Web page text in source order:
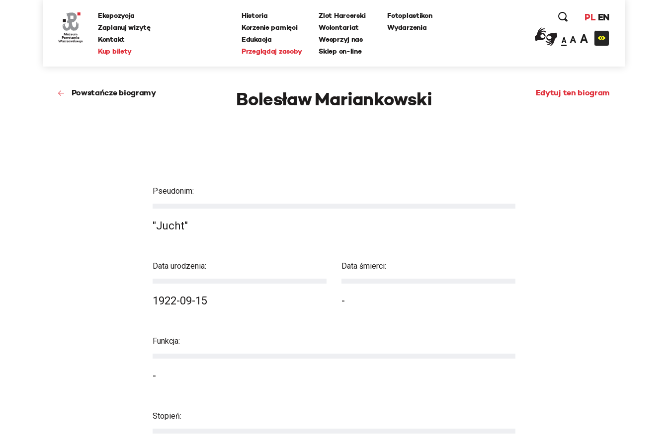
Ekspozycja
Zaplanuj wizytę
Kontakt
Kup bilety
Historia
Korzenie pamięci
Edukacja
Przeglądaj zasoby
Zlot Harcerski
Wolontariat
Wesprzyj nas
Sklep on-line
Fotoplastikon
Wydarzenia
PL EN
A A A
Powstańcze biogramy Edytuj ten biogram
Bolesław Mariankowski
Pseudonim:
"Jucht"
Data urodzenia:
1922-09-15
Data śmierci:
-
Funkcja:
-
Stopień: